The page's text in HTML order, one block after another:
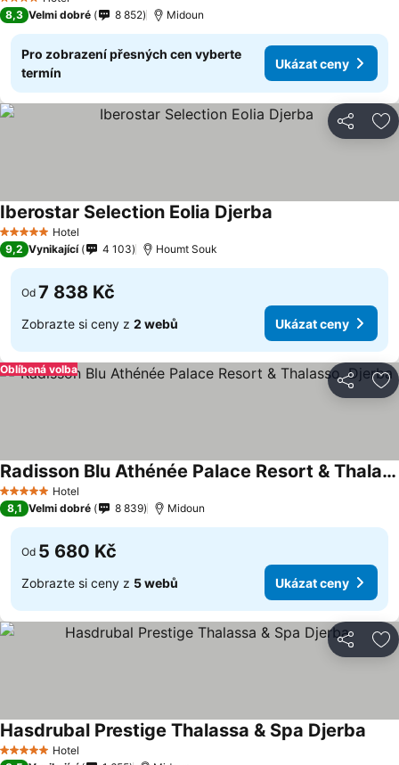
4 Počet hvězdiček
8,3 Velmi dobré 8 852 Midoun
Pro zobrazení přesných cen vyberte
termín
Ukázat ceny
Sdílet
5 Počet hvězdiček
Hotel
Iberostar Selection Eolia Djerba
9,2 Vynikající 4 103 Houmt Souk
Od 7 838 Kč
Zobrazte si ceny z 2 webů Ukázat ceny
Sdílet
Oblíbená volba
5 Počet hvězdiček
Hotel
Radisson Blu Athénée Palace Resort & Thalasso, Djerba
8,1 Velmi dobré 8 839 Midoun
Od 5 680 Kč
Zobrazte si ceny z 5 webů Ukázat ceny
Sdílet
5 Počet hvězdiček
Hotel
Hasdrubal Prestige Thalassa & Spa Djerba